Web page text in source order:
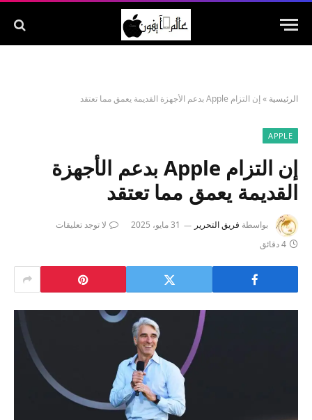
الرئيسية » إن التزام Apple بدعم الأجهزة القديمة يعمق مما تعتقد
APPLE
إن التزام Apple بدعم الأجهزة
القديمة يعمق مما تعتقد
بواسطة فريق التحرير 31 مايو، 2025
لا توجد تعليقات
4 دقائق